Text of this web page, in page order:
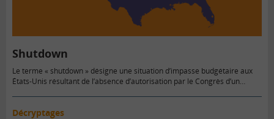
Shutdown
Le terme « shutdown » désigne une situation d’impasse budgétaire aux
États-Unis résultant de l’absence d’autorisation par le Congrès d’un…
Décryptages